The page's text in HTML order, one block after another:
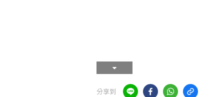
分享到